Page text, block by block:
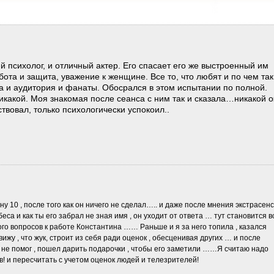
и отличный актер. Его спасает его же выстроенный им
и защита, уважение к женщине. Все то, что любят и по чем так
и аудитория и фанаты. Обосрался в этом испытании по полной.
Моя знакомая после сеанса с ним так и сказала…никакой
только психологически успокоил..
10 , после того как он ничего не сделал….. и даже после мнения
и как ты его забрал не зная имя , он уходит от ответа … тут становится
вопросов к работе Константина …… Раньше и я за него топила , казался
, что жук, строит из себя ради оценок , обесценивая других … и после
помог , пошел дарить подарочки , чтобы его заметили ……Я считаю надо
и пересчитать с учетом оценок людей и телезрителей!